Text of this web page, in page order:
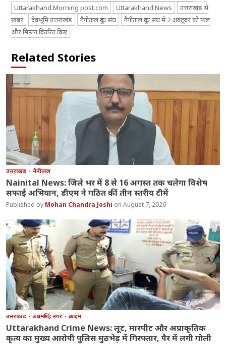
Uttarakhand Morning post.com
Uttarakhand News
उत्तराखंड से
खबर
देवभूमि उत्तराखंड नैनीताल दुग्ध संघ
नैनीताल दुग्ध संघ में 2 अक्टूबर को फल
और मिष्ठान वितरित किए
Related Stories
उत्तराखंड नैनीताल
Nainital News: जिले भर में 8 से 16 अगस्त तक चलेगा विशेष
सफाई अभियान, डीएम ने गठित कीं तीन स्तरीय टीमें
Mohan Chandra Joshi August 7, 2026
उत्तराखंड उधमसिंह नगर क्राइम
Uttarakhand Crime News: लूट, मारपीट और अप्राकृतिक
कृत्य का मुख्य आरोपी पुलिस मुठभेड़ में गिरफ्तार, पैर में लगी गोली